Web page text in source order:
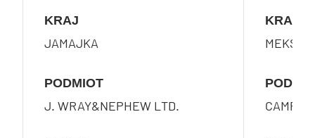
KRAJ
JAMAJKA
KRAJ
MEKSYK
PODMIOT
J. WRAY&NEPHEW LTD.